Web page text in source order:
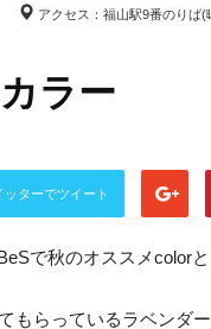
アクセス：福山駅9番のりば
ラー
ッターでツイート
で秋のオススメcolor
もらっているラベンダ